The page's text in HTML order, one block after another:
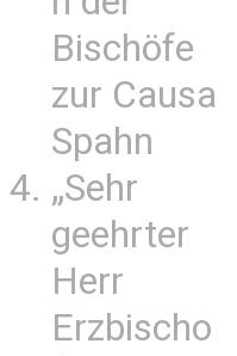
Bischöfe
zur Causa
Spahn
„Sehr
geehrter
Herr
Erzbischo